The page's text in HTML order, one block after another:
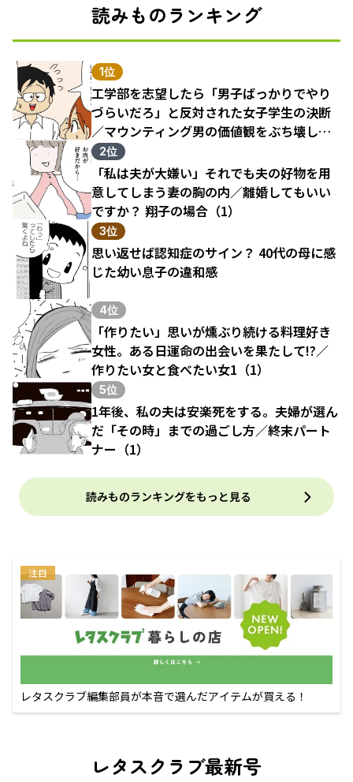
読みものランキング
1位
工学部を志望したら「男子ばっかりでやり
づらいだろ」と反対された女子学生の決断
／マウンティング男の価値観をぶち壊した
結果（1）
2位
「私は夫が大嫌い」それでも夫の好物を用
意してしまう妻の胸の内／離婚してもいい
ですか？ 翔子の場合（1）
3位
思い返せば認知症のサイン？ 40代の母に感
じた幼い息子の違和感
4位
「作りたい」思いが燻ぶり続ける料理好き
女性。ある日運命の出会いを果たして!?／
作りたい女と食べたい女1（1）
5位
1年後、私の夫は安楽死をする。夫婦が選ん
だ「その時」までの過ごし方／終末パート
ナー（1）
読みものランキングをもっと見る
注目
レタスクラブ編集部員が本音で選んだアイテムが買える！
レタスクラブ最新号